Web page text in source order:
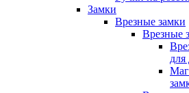
Замки
Врезные замки
Врезные
для